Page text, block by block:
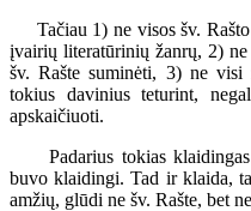
Tačiau 1) ne visos šv. Rašto
įvairių literatūrinių žanrų, 2)
šv. Rašte suminėti, 3) ne
tokius davinius teturint,
apskaičiuoti.
Padarius tokias klaidingas
buvo klaidingi. Tad ir klaida,
amžių, glūdi ne šv. Rašte, bet